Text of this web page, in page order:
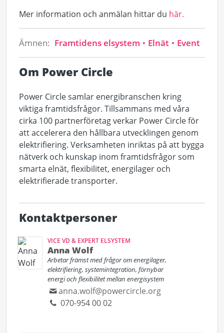
Mer information och anmälan hittar du här.
Ämnen: Framtidens elsystem Elnät Event
Om Power Circle
Power Circle samlar energibranschen kring
viktiga framtidsfrågor. Tillsammans med våra
cirka 100 partnerföretag verkar Power Circle för
att accelerera den hållbara utvecklingen genom
elektrifiering. Verksamheten inriktas på att bygga
nätverk och kunskap inom framtidsfrågor som
smarta elnät, flexibilitet, energilager och
elektrifierade transporter.
Kontaktpersoner
VICE VD & EXPERT ELSYSTEM
Anna Wolf
Arbetar främst med frågor om energilager,
elektrifiering, systemintegration, förnybar
energi och flexibilitet mellan energisystem
anna.wolf@powercircle.org
070-954 00 02